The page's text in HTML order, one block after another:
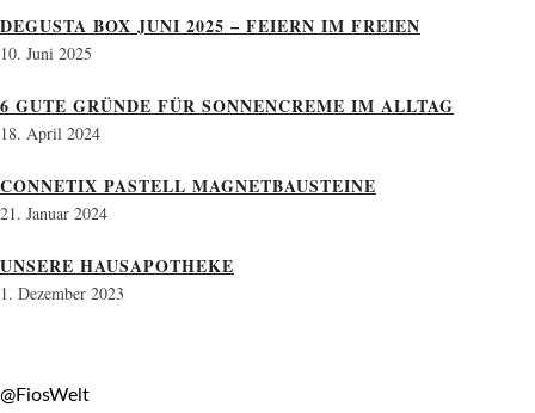
DEGUSTA BOX JUNI 2025 – FEIERN IM FREIEN
10. Juni 2025
6 GUTE GRÜNDE FÜR SONNENCREME IM ALLTAG
18. April 2024
CONNETIX PASTELL MAGNETBAUSTEINE
21. Januar 2024
UNSERE HAUSAPOTHEKE
1. Dezember 2023
@FiosWelt